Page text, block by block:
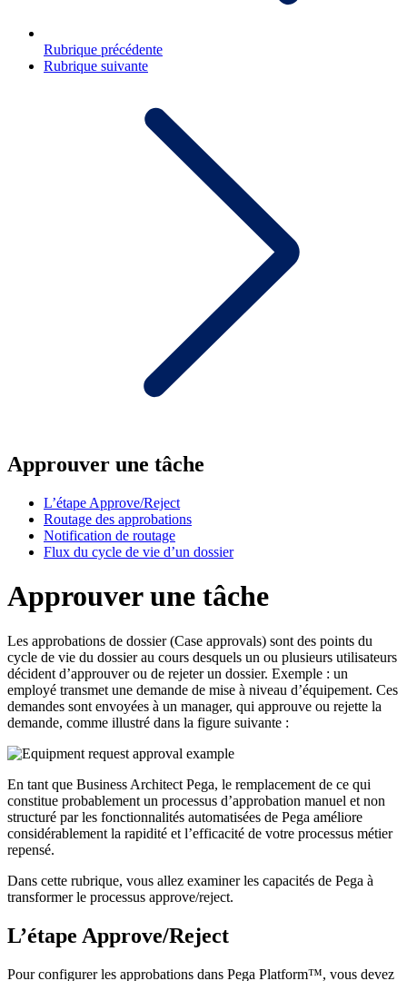
Rubrique précédente
Rubrique suivante
Approuver une tâche
L’étape Approve/Reject
Routage des approbations
Notification de routage
Flux du cycle de vie d’un dossier
Approuver une tâche
Les approbations de dossier (Case approvals) sont des points du
cycle de vie du dossier au cours desquels un ou plusieurs utilisateurs
décident d’approuver ou de rejeter un dossier. Exemple : un
employé transmet une demande de mise à niveau d’équipement. Ces
demandes sont envoyées à un manager, qui approuve ou rejette la
demande, comme illustré dans la figure suivante :
En tant que Business Architect Pega, le remplacement de ce qui
constitue probablement un processus d’approbation manuel et non
structuré par les fonctionnalités automatisées de Pega améliore
considérablement la rapidité et l’efficacité de votre processus métier
repensé.
Dans cette rubrique, vous allez examiner les capacités de Pega à
transformer le processus approve/reject.
L’étape Approve/Reject
Pour configurer les approbations dans Pega Platform™, vous devez